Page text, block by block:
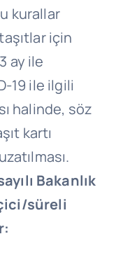
kurallar
için
ay ile
19 ile ilgili
halinde, söz
kartı
Bakanlık
süreli